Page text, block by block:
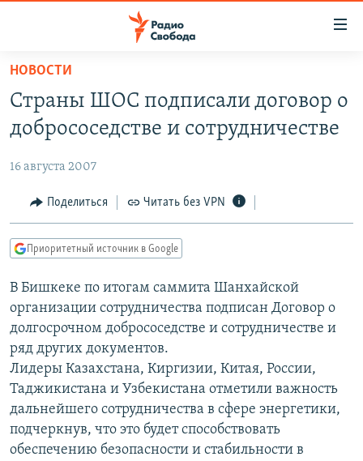
упрощенного
доступа
Вернуться
основному
Вернутся
главной
навигации
Вернутся
поиску
ПОДКАСТЫ
АВТОРСКИЕ ПРОЕКТЫ
ЦИТАТЫ СВОБОДЫ
МНЕНИЯ
IDEL.РЕАЛИИ
КАВКАЗ.РЕАЛИИ
СЕВЕР.РЕАЛИИ
СИБИРЬ.РЕАЛИИ
РАСПИСАНИЕ ВЕЩАНИЯ
ПОДПИШИТЕСЬ НА РАССЫЛКУ
СОЦИАЛЬНЫЕ СЕТИ
НОВОСТИ
Страны ШОС подписали договор о
добрососедстве и сотрудничестве
16 августа 2007
Поделиться Читать без VPN
Приоритетный источник в Google
В Бишкеке по итогам саммита Шанхайской
организации сотрудничества подписан Договор о
долгосрочном добрососедстве и сотрудничестве и
ряд других документов.
Лидеры Казахстана, Киргизии, Китая, России,
Таджикистана и Узбекистана отметили важность
дальнейшего сотрудничества в сфере энергетики,
подчеркнув, что это будет способствовать
обеспечению безопасности и стабильности в